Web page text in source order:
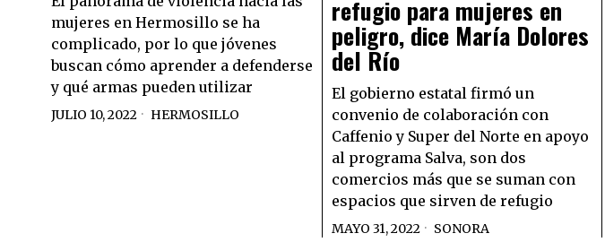
mujeres en Hermosillo se ha
complicado, por lo que jóvenes
buscan cómo aprender a defenderse
y qué armas pueden utilizar
JULIO 10, 2022 HERMOSILLO
refugio para mujeres en
peligro, dice María Dolores
del Río
El gobierno estatal firmó un
convenio de colaboración con
Caffenio y Super del Norte en apoyo
al programa Salva, son dos
comercios más que se suman con
espacios que sirven de refugio
MAYO 31, 2022 SONORA